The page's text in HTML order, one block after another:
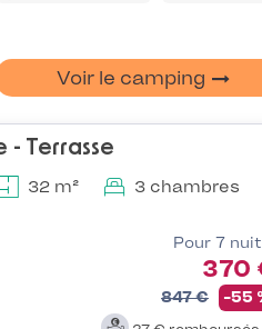
Voir le camping
- Terrasse
32 m² 3 chambres
Pour 7
370
847 € -55